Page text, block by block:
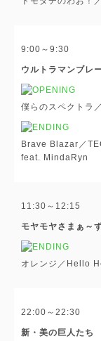
9:00～9:30
ウルトラマンブレ
僕らのスペクトラ
Brave Blazar／
feat. MindaRyn
11:30～12:15
モヤモヤさまぁ～
オレンジ／Hello
22:00～22:30
新・美の巨人たち